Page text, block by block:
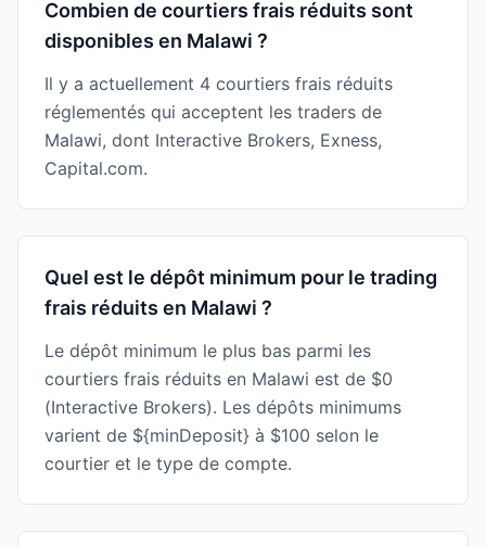
Combien de courtiers frais réduits sont
disponibles en Malawi ?
Il y a actuellement 4 courtiers frais réduits
réglementés qui acceptent les traders de
Malawi, dont Interactive Brokers, Exness,
Capital.com.
Quel est le dépôt minimum pour le trading
frais réduits en Malawi ?
Le dépôt minimum le plus bas parmi les
courtiers frais réduits en Malawi est de $0
(Interactive Brokers). Les dépôts minimums
varient de ${minDeposit} à $100 selon le
courtier et le type de compte.